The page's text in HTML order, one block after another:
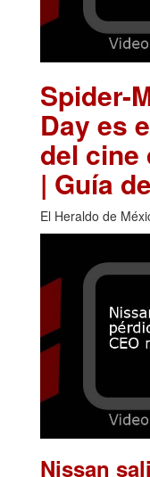
Spider-
Day es
del cine
| Guía
El Heraldo de
Nissan